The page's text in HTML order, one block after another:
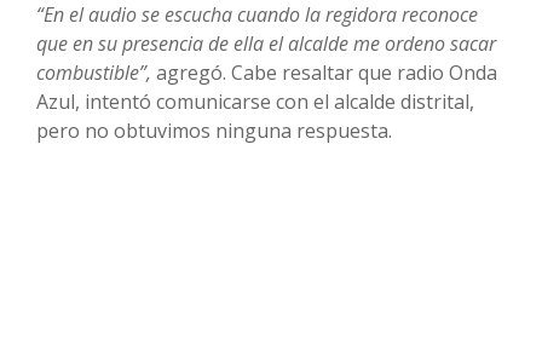
“En el audio se escucha cuando la regidora reconoce
que en su presencia de ella el alcalde me ordeno sacar
combustible”, agregó. Cabe resaltar que radio Onda
Azul, intentó comunicarse con el alcalde distrital,
pero no obtuvimos ninguna respuesta.